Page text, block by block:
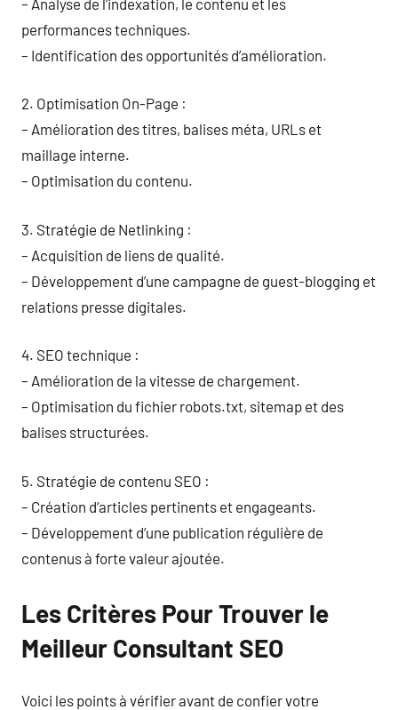
performances techniques.
– Identification des opportunités d’amélioration.
2. Optimisation On-Page :
– Amélioration des titres, balises méta, URLs et
maillage interne.
– Optimisation du contenu.
3. Stratégie de Netlinking :
– Acquisition de liens de qualité.
– Développement d’une campagne de guest-blogging et
relations presse digitales.
4. SEO technique :
– Amélioration de la vitesse de chargement.
– Optimisation du fichier robots.txt, sitemap et des
balises structurées.
5. Stratégie de contenu SEO :
– Création d’articles pertinents et engageants.
– Développement d’une publication régulière de
contenus à forte valeur ajoutée.
Les Critères Pour Trouver le
Meilleur Consultant SEO
Voici les points à vérifier avant de confier votre